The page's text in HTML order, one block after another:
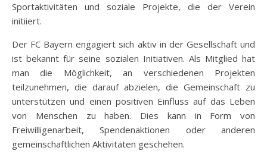
Sportaktivitäten und soziale Projekte, die der Verein
initiiert.
Der FC Bayern engagiert sich aktiv in der Gesellschaft und
ist bekannt für seine sozialen Initiativen. Als Mitglied hat
man die Möglichkeit, an verschiedenen Projekten
teilzunehmen, die darauf abzielen, die Gemeinschaft zu
unterstützen und einen positiven Einfluss auf das Leben
von Menschen zu haben. Dies kann in Form von
Freiwilligenarbeit, Spendenaktionen oder anderen
gemeinschaftlichen Aktivitäten geschehen.